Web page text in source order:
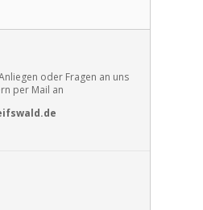
oder Fragen an uns
per Mail an